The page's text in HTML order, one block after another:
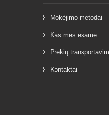
Mokėjimo metodai
Kas mes esame
Prekių
Kontaktai